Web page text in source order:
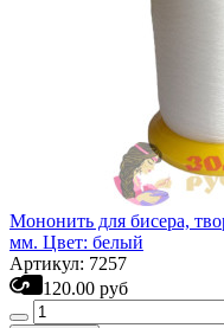
Мононить для бисера,
мм. Цвет: белый
Артикул: 7257
120.00 руб